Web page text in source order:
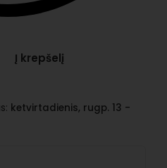
Į krepšelį
ketvirtadienis, rugp. 13 -